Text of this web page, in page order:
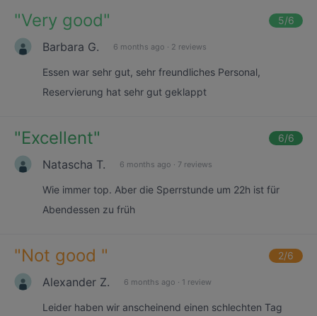
"Very good" 5/6
Barbara G. 6 months ago · 2 reviews
Essen war sehr gut, sehr freundliches Personal,
Reservierung hat sehr gut geklappt
"Excellent" 6/6
Natascha T. 6 months ago · 7 reviews
Wie immer top. Aber die Sperrstunde um 22h ist für
Abendessen zu früh
"Not good " 2/6
Alexander Z. 6 months ago · 1 review
Leider haben wir anscheinend einen schlechten Tag